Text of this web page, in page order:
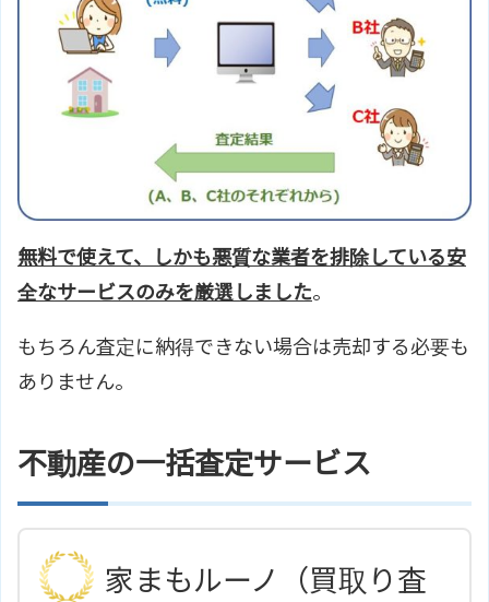
無料で使えて、しかも悪質な業者を排除している安
全なサービスのみを厳選しました。
もちろん査定に納得できない場合は売却する必要も
ありません。
不動産の一括査定サービス
家まもルーノ（買取り査